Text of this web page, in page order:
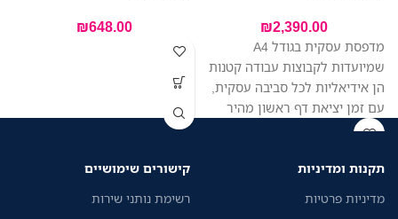
₪2,390.00
מדפסת עסקית בגודל A4
שמיועדות לקבוצות עבודה קטנות
הן אידיאליות לכל סביבה עסקית,
עם זמן יציאת דף ראשון מהיר
יותר בהשוואה למדפסות לייזר
אנרגיה נמוכה ושילוב מערכות
₪648.00
תקנות ומדיניות
מדיניות פרטיות
קישורים שימושיים
רשימת נותני שירות